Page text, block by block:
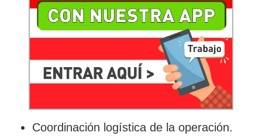
Coordinación logística de la operación.